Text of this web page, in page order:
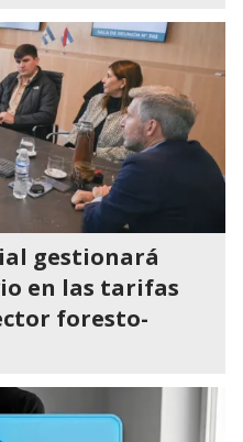
gestionará
en las tarifas
foresto-